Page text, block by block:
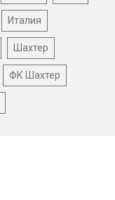
Италия
Шахтер
ФК Шахтер